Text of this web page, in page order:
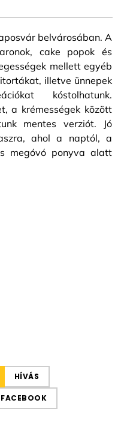
belvárosában. A
cake popok és
mellett egyéb
illetve ünnepek
kóstolhatunk.
a krémességek között
mentes verziót. Jó
ahol a naptól, a
megóvó ponyva alatt
HÍVÁS
FACEBOOK